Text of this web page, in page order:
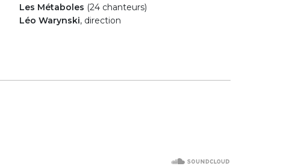
Les Métaboles (24 chanteurs)
Léo Warynski, direction